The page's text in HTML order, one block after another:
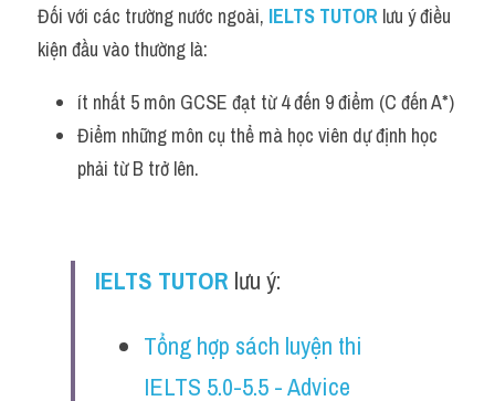
Đối với các trường nước ngoài, IELTS TUTOR lưu ý điều
kiện đầu vào thường là:
ít nhất 5 môn GCSE đạt từ 4 đến 9 điểm (C đến A*)
Điểm những môn cụ thể mà học viên dự định học
phải từ B trở lên.
IELTS TUTOR lưu ý:
Tổng hợp sách luyện thi
IELTS 5.0-5.5 - Advice